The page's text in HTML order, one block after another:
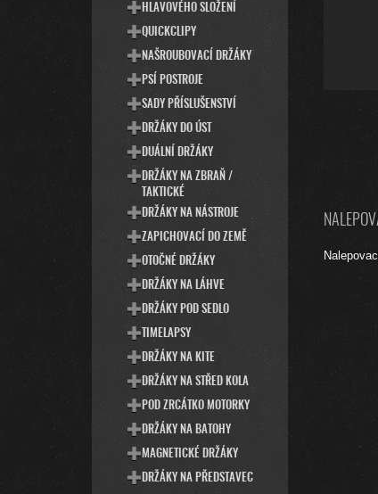
HLAVOVÉHO SLOŽENÍ
QUICKCLIPY
NAŠROUBOVACÍ DRŽÁKY
PSÍ POSTROJE
SADY PŘÍSLUŠENSTVÍ
DRŽÁKY DO ÚST
DUÁLNÍ DRŽÁKY
DRŽÁKY NA ZBRAŇ /
TAKTICKÉ
DRŽÁKY NA NÁSTROJE
ZAPICHOVACÍ DO ZEMĚ
OTOČNÉ DRŽÁKY
DRŽÁKY NA LÁHVE
DRŽÁKY POD SEDLO
TIMELAPSY
DRŽÁKY NA KITE
DRŽÁKY NA STŘED KOLA
POD ZRCÁTKO MOTORKY
DRŽÁKY NA BATOHY
MAGNETICKÉ DRŽÁKY
DRŽÁKY NA PŘEDSTAVEC